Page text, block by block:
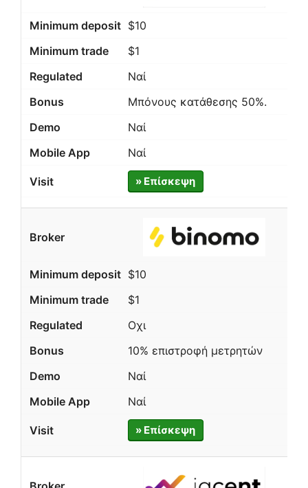
$10
$1
Ναί
Μπόνους κατάθεσης 50%.
Ναί
Ναί
» Επίσκεψη
$10
$1
Οχι
10% επιστροφή μετρητών
Ναί
Ναί
» Επίσκεψη